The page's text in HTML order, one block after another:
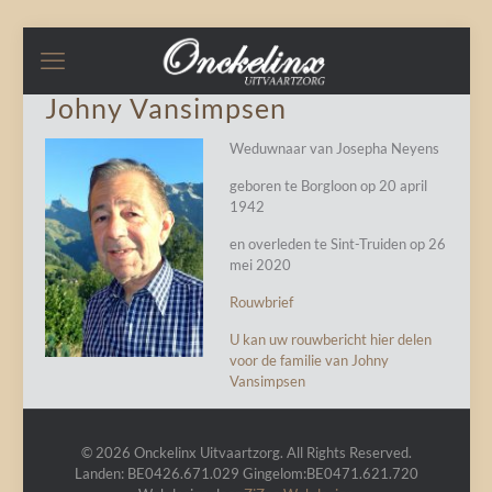
Johny Vansimpsen
Weduwnaar van Josepha Neyens
geboren te Borgloon op 20 april
1942
en overleden te Sint-Truiden op 26
mei 2020
Rouwbrief
U kan uw rouwbericht hier delen
voor de familie van Johny
Vansimpsen
© 2026 Onckelinx Uitvaartzorg. All Rights Reserved.
Landen: BE0426.671.029 Gingelom:BE0471.621.720